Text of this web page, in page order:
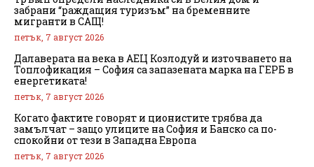
забрани “раждащия туризъм” на бременните
мигранти в САЩ!
петък, 7 август 2026
Далаверата на века в АЕЦ Козлодуй и източването на
Топлофикация – София са запазената марка на ГЕРБ в
енергетиката!
петък, 7 август 2026
Когато фактите говорят и ционистите трябва да
замълчат – защо улиците на София и Банско са по-
спокойни от тези в Западна Европа
петък, 7 август 2026